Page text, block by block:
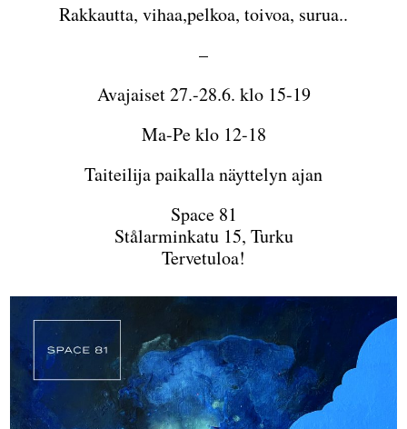
Rakkautta, vihaa,pelkoa, toivoa, surua..
–
Avajaiset 27.-28.6. klo 15-19
Ma-Pe klo 12-18
Taiteilija paikalla näyttelyn ajan
Space 81
Stålarminkatu 15, Turku
Tervetuloa!